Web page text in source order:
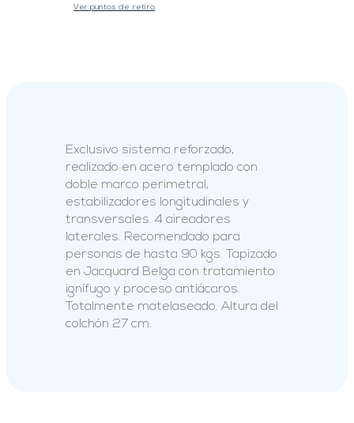
Ver puntos de retiro
Exclusivo sistema reforzado,
realizado en acero templado con
doble marco perimetral,
estabilizadores longitudinales y
transversales. 4 aireadores
laterales. Recomendado para
personas de hasta 90 kgs. Tapizado
en Jacquard Belga con tratamiento
ignífugo y proceso antiácaros.
Totalmente matelaseado. Altura del
colchón 27 cm.